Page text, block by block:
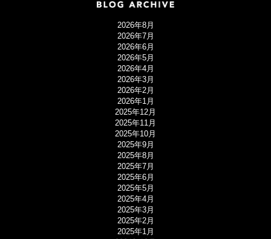
2026年8月
2026年7月
2026年6月
2026年5月
2026年4月
2026年3月
2026年2月
2026年1月
2025年12月
2025年11月
2025年10月
2025年9月
2025年8月
2025年7月
2025年6月
2025年5月
2025年4月
2025年3月
2025年2月
2025年1月